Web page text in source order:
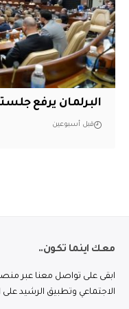
البرلمان يرفع
قبل أسبوعين
معك اينما تكون..
ابقى على تواصل معنا عبر
الاجتماعي وتطبيق الرشيد على